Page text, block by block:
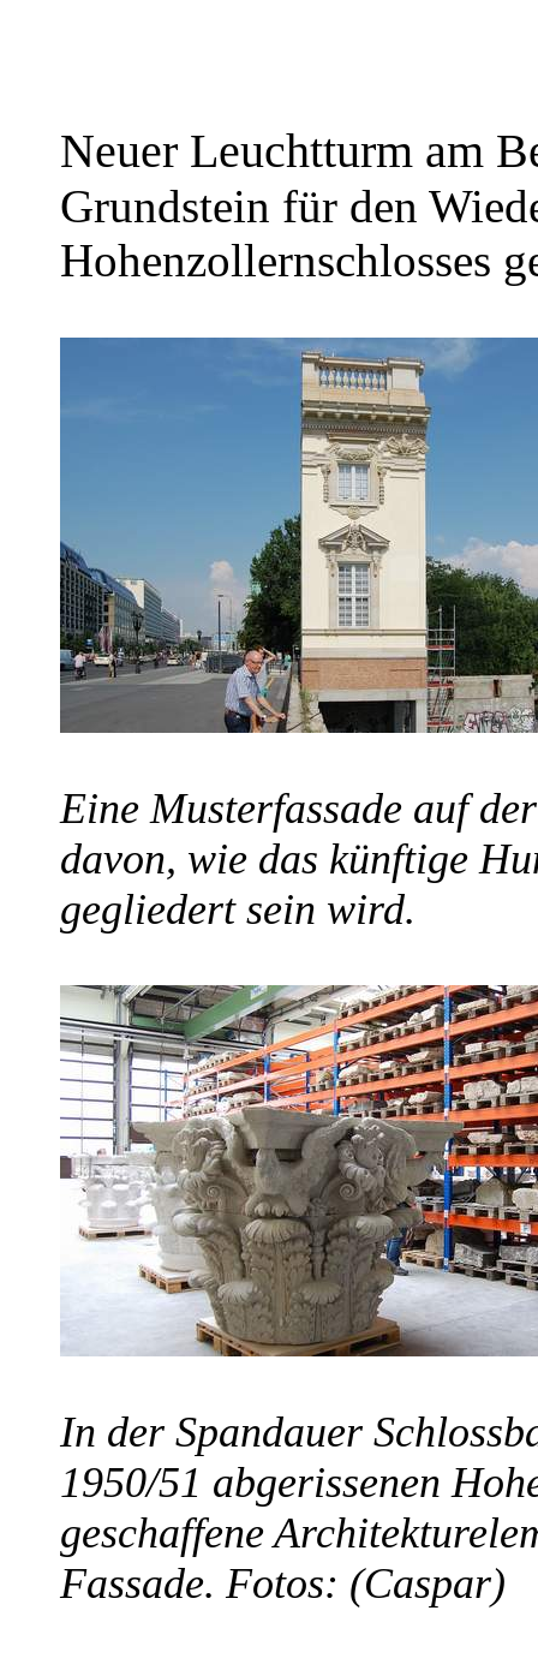
Neuer Leuchtturm am
Grundstein für den
Hohenzollernschlosses
Eine Musterfassade auf
davon, wie das künftige
gegliedert sein wird.
In der Spandauer
1950/51 abgerissenen
geschaffene
Fassade. Fotos: (Caspar)